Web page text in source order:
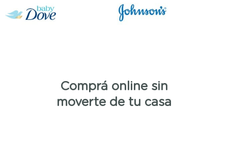
Comprá online sin
moverte de tu casa